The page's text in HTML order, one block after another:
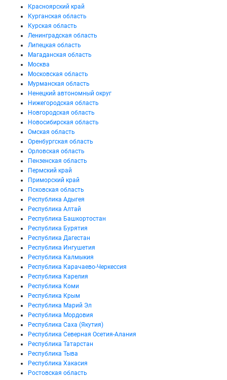
Красноярский край
Курганская область
Курская область
Ленинградская область
Липецкая область
Магаданская область
Москва
Московская область
Мурманская область
Ненецкий автономный округ
Нижегородская область
Новгородская область
Новосибирская область
Омская область
Оренбургская область
Орловская область
Пензенская область
Пермский край
Приморский край
Псковская область
Республика Адыгея
Республика Алтай
Республика Башкортостан
Республика Бурятия
Республика Дагестан
Республика Ингушетия
Республика Калмыкия
Республика Карачаево-Черкессия
Республика Карелия
Республика Коми
Республика Крым
Республика Марий Эл
Республика Мордовия
Республика Саха (Якутия)
Республика Северная Осетия-Алания
Республика Татарстан
Республика Тыва
Республика Хакасия
Ростовская область